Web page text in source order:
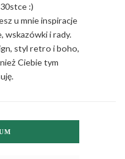
:)
u mnie inspiracje
i rady.
styl retro i boho,
Ciebie tym